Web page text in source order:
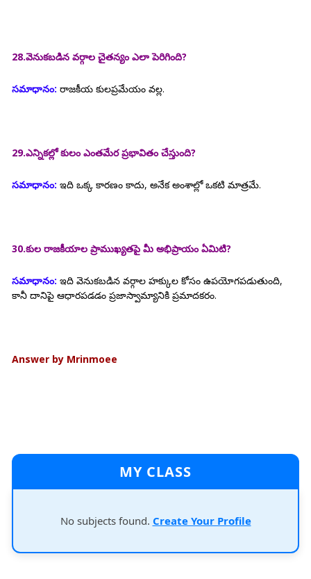
28.వెనుకబడిన వర్గాల చైతన్యం ఎలా పెరిగింది?
సమాధానం: రాజకీయ కులప్రమేయం వల్ల.
29.ఎన్నికల్లో కులం ఎంతమేర ప్రభావితం చేస్తుంది?
సమాధానం: ఇది ఒక్క కారణం కాదు, అనేక అంశాల్లో ఒకటి మాత్రమే.
30.కుల రాజకీయాల ప్రాముఖ్యతపై మీ అభిప్రాయం ఏమిటి?
సమాధానం: ఇది వెనుకబడిన వర్గాల హక్కుల కోసం ఉపయోగపడుతుంది,
కానీ దానిపై ఆధారపడడం ప్రజాస్వామ్యానికి ప్రమాదకరం.
Answer by Mrinmoee
MY CLASS
No subjects found. Create Your Profile